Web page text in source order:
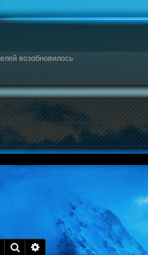
возобновилось
Поиск Расширенный поиск